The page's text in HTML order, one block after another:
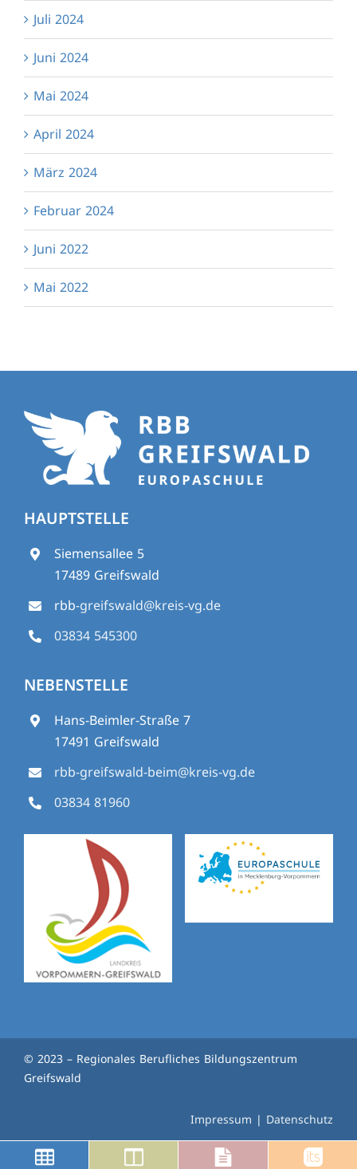
Juli 2024
Juni 2024
Mai 2024
April 2024
März 2024
Februar 2024
Juni 2022
Mai 2022
HAUPTSTELLE
Siemensallee 5
17489 Greifswald
rbb-greifswald@kreis-vg.de
03834 545300
NEBENSTELLE
Hans-Beimler-Straße 7
17491 Greifswald
rbb-greifswald-beim@kreis-vg.de
03834 81960
© 2023 – Regionales Berufliches Bildungszentrum
Greifswald
Impressum | Datenschutz